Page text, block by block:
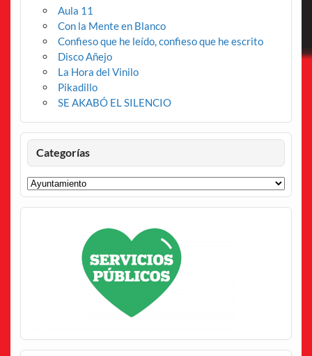
Aula 11
Con la Mente en Blanco
Confieso que he leído, confieso que he escrito
Disco Añejo
La Hora del Vinilo
Pikadillo
SE AKABÓ EL SILENCIO
Categorías
Categorías